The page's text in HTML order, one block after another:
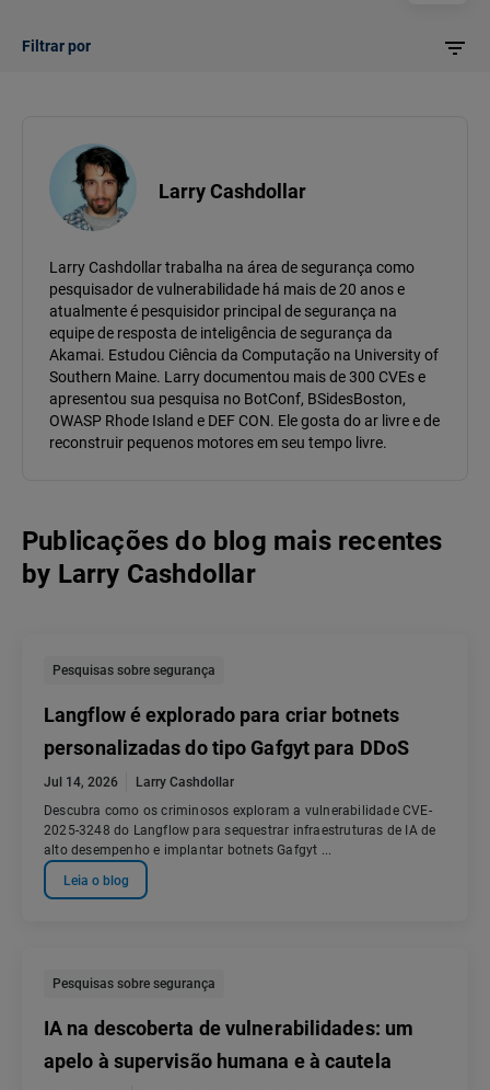
Filtrar por
Larry Cashdollar
Larry Cashdollar trabalha na área de segurança como
pesquisador de vulnerabilidade há mais de 20 anos e
atualmente é pesquisidor principal de segurança na
equipe de resposta de inteligência de segurança da
Akamai. Estudou Ciência da Computação na University of
Southern Maine. Larry documentou mais de 300 CVEs e
apresentou sua pesquisa no BotConf, BSidesBoston,
OWASP Rhode Island e DEF CON. Ele gosta do ar livre e de
reconstruir pequenos motores em seu tempo livre.
Publicações do blog mais recentes
by Larry Cashdollar
Pesquisas sobre segurança
Langflow é explorado para criar botnets
personalizadas do tipo Gafgyt para DDoS
Jul 14, 2026
Larry Cashdollar
Descubra como os criminosos exploram a vulnerabilidade CVE-
2025-3248 do Langflow para sequestrar infraestruturas de IA de
alto desempenho e implantar botnets Gafgyt ...
Leia o blog
Pesquisas sobre segurança
IA na descoberta de vulnerabilidades: um
apelo à supervisão humana e à cautela